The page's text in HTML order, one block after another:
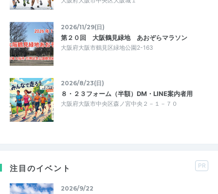
2026/11/29(日)
第２０回 大阪鶴見緑地 あおぞらマラソン
大阪府大阪市鶴見区緑地公園2-163
2026/8/23(日)
８・２３フォーム（半額）DM・LINE案内者用
大阪府大阪市中央区森ノ宮中央２－１－７０
注目のイベント PR
2026/9/22